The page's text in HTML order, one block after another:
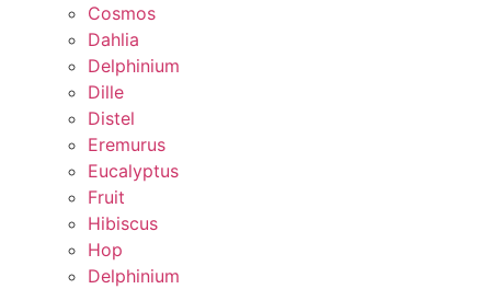
Cosmos
Dahlia
Delphinium
Dille
Distel
Eremurus
Eucalyptus
Fruit
Hibiscus
Hop
Delphinium